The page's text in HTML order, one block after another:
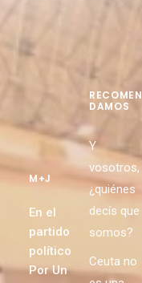
M+J
En el
partido
político
Por Un
RECOMEN
DAMOS
Y
vosotros,
¿quiénes
decís que
somos?
Ceuta no